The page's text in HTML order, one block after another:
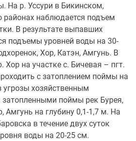
На р. Уссури в Бикинском,
наблюдается подъем
В результате выпавших
подъемы уровней воды на 30-
Хор, Катэн, Амгунь. В
Хор на участке с. Бичевая – пгт.
с затоплением поймы на
угрозы хозяйственным
поймы рек Бурея,
Амгунь на глубину 0,1-1,7 м. На
в течение двух суток
воды на 20-25 см.